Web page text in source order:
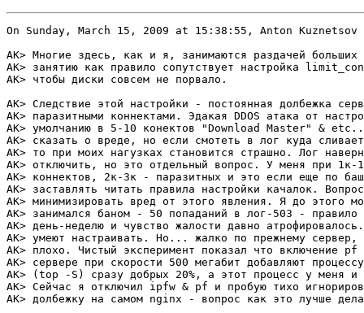
On Sunday, March 15, 2009 at 15:38:55, Anton
AK> Многие здесь, как и я, занимаются раздачей больших
AK> занятию как правило сопутствует настройка
AK> чтобы диски совсем не порвало.
AK> Следствие этой настройки - постоянная долбежка
AK> паразитными коннектами. Эдакая DDOS атака от
AK> умолчанию в 5-10 конектов "Download Master" &
AK> сказать о вреде, но если смотеть в лог куда
AK> то при моих нагузках становится страшно. Лог
AK> отключить, но это отдельный вопрос. У меня при 1к-
AK> коннектов, 2к-3к - паразитных и это если еще по
AK> заставлять читать правила настройки качалок.
AK> минимизировать вред от этого явления. Я до этого
AK> занимался баном - 50 попаданий в лог-503 -
AK> день-неделю и чувство жалости давно
AK> умеют настраивать. Но... жалко по прежнему
AK> плохо. Чистый эксперимент показал что включение pf
AK> сервере при скорости 500 мегабит добавляют
AK> (top -S) сразу добрых 20%, а этот процесс у меня и
AK> Сейчас я отключил ipfw & pf и пробую тихо
AK> долбежку на самом nginx - вопрос как это лучше